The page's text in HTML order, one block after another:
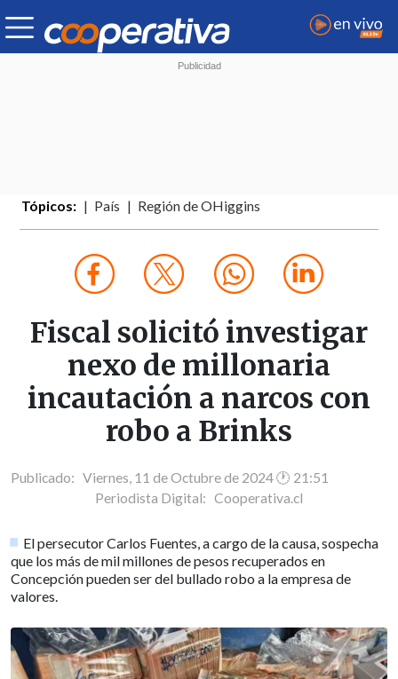
Tópicos: País Región de OHiggins
Fiscal solicitó investigar
nexo de millonaria
incautación a narcos con
robo a Brinks
Publicado: Viernes, 11 de Octubre de 2024 🕐 21:51
Periodista Digital: Cooperativa.cl
El persecutor Carlos Fuentes, a cargo de la causa, sospecha
que los más de mil millones de pesos recuperados en
Concepción pueden ser del bullado robo a la empresa de
valores.